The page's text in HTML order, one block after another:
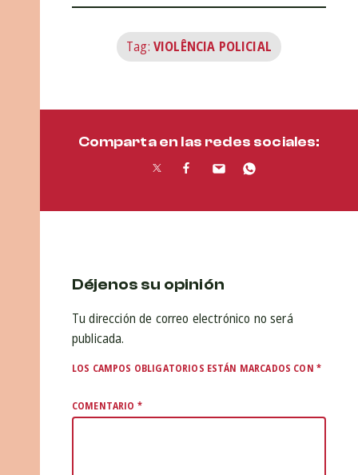
Tag: VIOLÊNCIA POLICIAL
Comparta en las redes sociales:
Déjenos su opinión
Tu dirección de correo electrónico no será
publicada.
LOS CAMPOS OBLIGATORIOS ESTÁN MARCADOS CON *
COMENTARIO *